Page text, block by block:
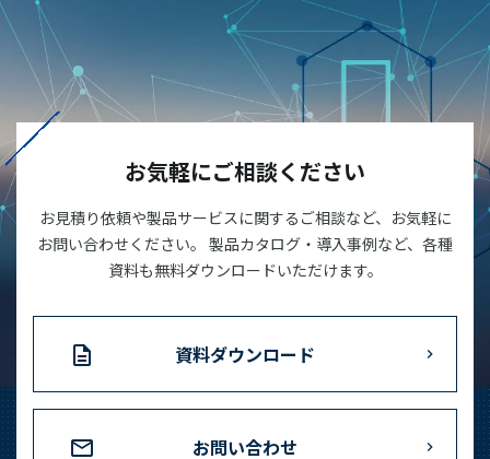
資料ダウンロード
お気軽にご相談ください
お見積り依頼や製品サービスに関するご相談など、お気軽に
お問い合わせください。 製品カタログ・導入事例など、各種
資料も無料ダウンロードいただけます。
資料ダウンロード
お問い合わせ